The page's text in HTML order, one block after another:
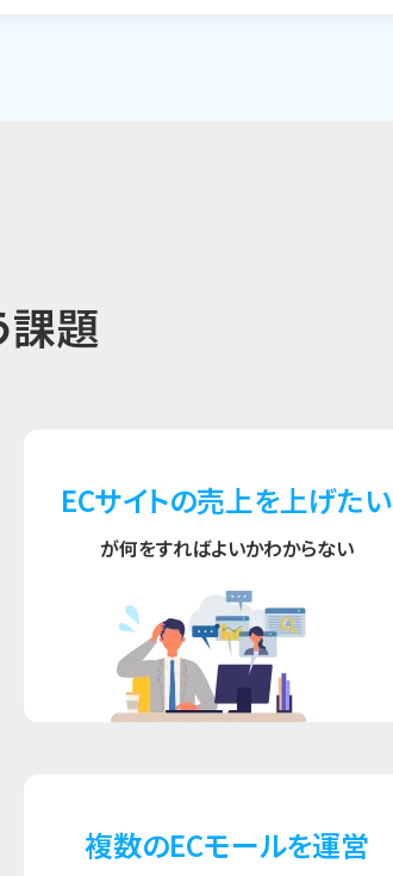
課題
ECサイトの売上を上げたい
が何をすればよいかわからない
複数のECモールを運営